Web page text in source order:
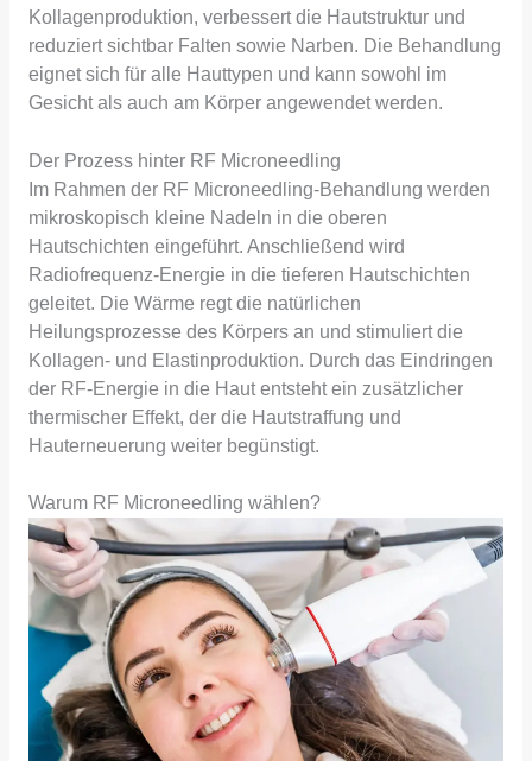
Kollagenproduktion, verbessert die Hautstruktur und
reduziert sichtbar Falten sowie Narben. Die Behandlung
eignet sich für alle Hauttypen und kann sowohl im
Gesicht als auch am Körper angewendet werden.
Der Prozess hinter RF Microneedling
Im Rahmen der RF Microneedling-Behandlung werden
mikroskopisch kleine Nadeln in die oberen
Hautschichten eingeführt. Anschließend wird
Radiofrequenz-Energie in die tieferen Hautschichten
geleitet. Die Wärme regt die natürlichen
Heilungsprozesse des Körpers an und stimuliert die
Kollagen- und Elastinproduktion. Durch das Eindringen
der RF-Energie in die Haut entsteht ein zusätzlicher
thermischer Effekt, der die Hautstraffung und
Hauterneuerung weiter begünstigt.
Warum RF Microneedling wählen?